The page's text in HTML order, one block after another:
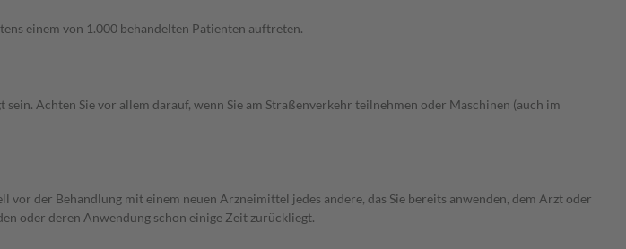
einem von 1.000 behandelten Patienten auftreten.
Achten Sie vor allem darauf, wenn Sie am Straßenverkehr teilnehmen oder Maschinen (auch im
der Behandlung mit einem neuen Arzneimittel jedes andere, das Sie bereits anwenden, dem Arzt oder
oder deren Anwendung schon einige Zeit zurückliegt.